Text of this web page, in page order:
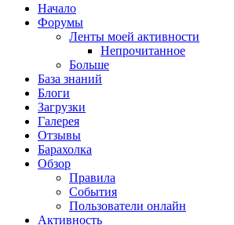
Начало
Форумы
Ленты моей активности
Непрочитанное
Больше
База знаний
Блоги
Загрузки
Галерея
Отзывы
Барахолка
Обзор
Правила
События
Пользователи онлайн
Активность